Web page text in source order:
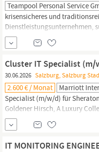
Teampool Personal Service
krisensicheres und
Dienstleistungsunternehmen,
Support Engineer (m/w/d).
StandortSalzburg,
Support-Anfragen via
Anwender in denITSystemen
Cluster IT Specialist (m/
30.06.2026 Salzburg, Salzburg
2.600 € / Monat Marriott
Specialist (m/w/d) für
Goldener Hirsch, A Luxury
AlsIT -MitarbeiterIn in zwei der
stellen Sie täglich Ihre
eines herzlichen Teams und
IT MONITORING